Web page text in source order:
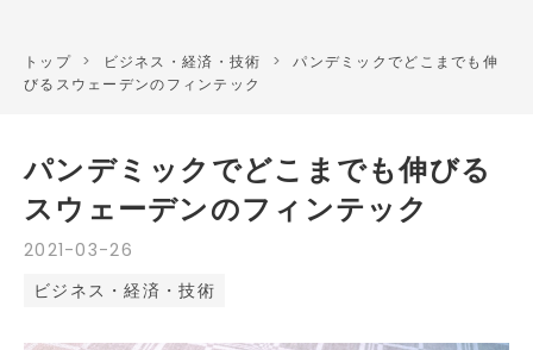
トップ > ビジネス・経済・技術 >
パンデミックでどこまでも伸
びるスウェーデンのフィンテック
2021-03-26
パンデミックでどこまでも伸びる
スウェーデンのフィンテック
ビジネス・経済・技術